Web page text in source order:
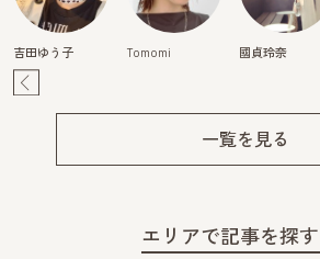
吉田ゆう子 Tomomi 國貞玲奈
一覧を見る
エリアで記事を探す